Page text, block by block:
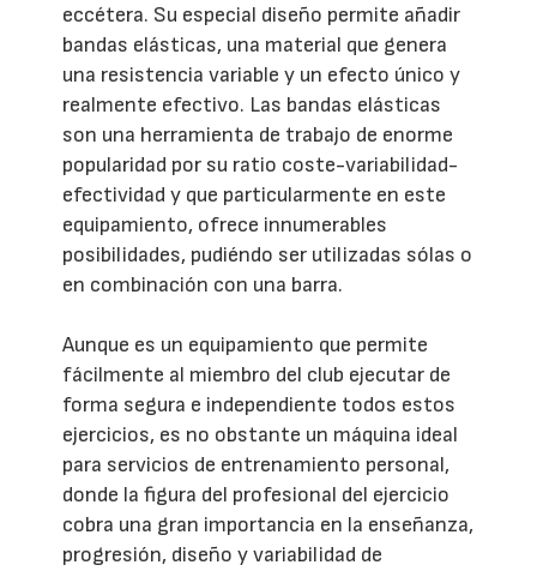
eccétera. Su especial diseño permite añadir
bandas elásticas, una material que genera
una resistencia variable y un efecto único y
realmente efectivo. Las bandas elásticas
son una herramienta de trabajo de enorme
popularidad por su ratio coste-variabilidad-
efectividad y que particularmente en este
equipamiento, ofrece innumerables
posibilidades, pudiéndo ser utilizadas sólas o
en combinación con una barra.
Aunque es un equipamiento que permite
fácilmente al miembro del club ejecutar de
forma segura e independiente todos estos
ejercicios, es no obstante un máquina ideal
para servicios de entrenamiento personal,
donde la figura del profesional del ejercicio
cobra una gran importancia en la enseñanza,
progresión, diseño y variabilidad de